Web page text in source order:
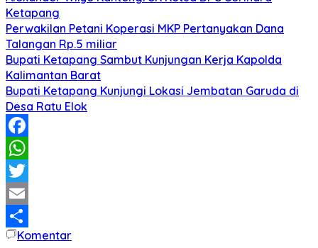
Ketapang
Perwakilan Petani Koperasi MKP Pertanyakan Dana
Talangan Rp.5 miliar
Bupati Ketapang Sambut Kunjungan Kerja Kapolda
Kalimantan Barat
Bupati Ketapang Kunjungi Lokasi Jembatan Garuda di
Desa Ratu Elok
Facebook
WhatsApp
Twitter
Email
Share
Komentar